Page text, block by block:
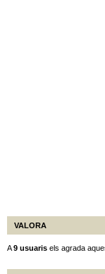
VALORA
A9 usuaris els agrada